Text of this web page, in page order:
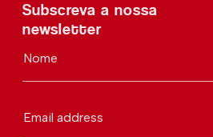
Subscreva a nossa
newsletter
Nome
Email address